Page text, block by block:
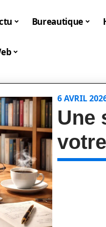
Bureautique
6 AVRIL
Une